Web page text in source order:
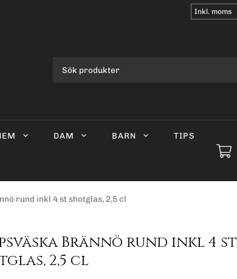
Välj
moms
DAM BARN TIPS
rund inkl 4 st shotglas, 2,5 cl
Brännö rund inkl 4 st
2,5 cl